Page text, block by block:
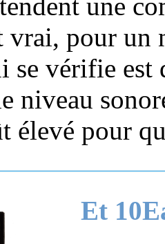
une
vrai, pour un
se vérifie est
niveau
élevé pour
Et